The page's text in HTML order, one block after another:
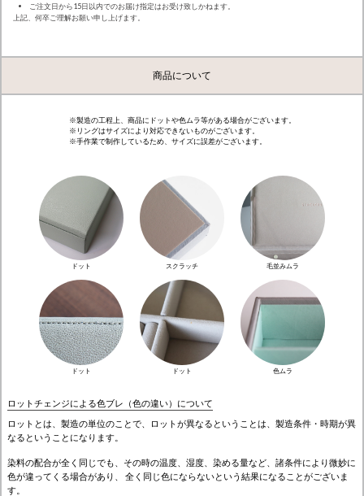
ご注文日から15日以内でのお届け指定はお受け致しかねます。
上記、何卒ご理解お願い申し上げます。
商品について
※製造の工程上、商品にドットや色ムラ等がある場合がございます。
※リングはサイズにより対応できないものがございます。
※手作業で制作しているため、サイズに誤差がございます。
ドット スクラッチ 毛並みムラ
ドット ドット 色ムラ
ロットチェンジによる色ブレ（色の違い）について
ロットとは、製造の単位のことで、ロットが異なるということは、製造条件・時期が異
なるということになります。
染料の配合が全く同じでも、その時の温度、湿度、染める量など、諸条件により微妙に
色が違ってくる場合があり、 全く同じ色にならないという結果になることがございま
す。